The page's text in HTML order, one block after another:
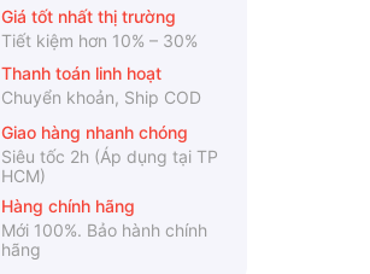
Giá tốt nhất thị trường
Tiết kiệm hơn 10% – 30%
Thanh toán linh hoạt
Chuyển khoản, Ship COD
Giao hàng nhanh chóng
Siêu tốc 2h (Áp dụng tại TP
HCM)
Hàng chính hãng
Mới 100%. Bảo hành chính
hãng